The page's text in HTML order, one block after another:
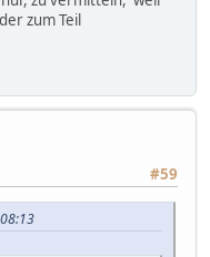
zum Teil
#59